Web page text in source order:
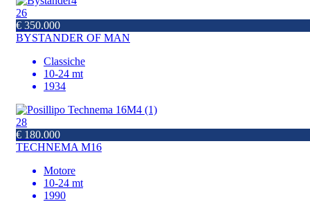
26
€ 350.000
BYSTANDER OF MAN
Classiche
10-24 mt
1934
28
€ 180.000
TECHNEMA M16
Motore
10-24 mt
1990